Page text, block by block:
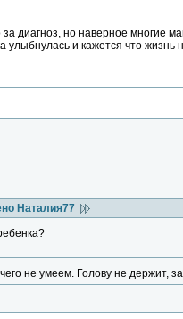
диагноз, но наверное многие
улыбнулась и кажется что
Наталия77
не умеем. Голову не держит,